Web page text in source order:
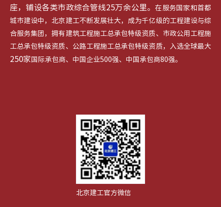
座，铺设各类市政综合管线25万余公里。在服务国家和首都
城市建设中，北京建工不断发展壮大，成为千亿级的工程建设与综
合服务集团，拥有建筑工程施工总承包特级资质、市政公用工程施
工总承包特级资质、公路工程施工总承包特级资质，入选全球最大
250家 国际承包商、中国企业500强、中国承包商80强。
北京建工官方微信